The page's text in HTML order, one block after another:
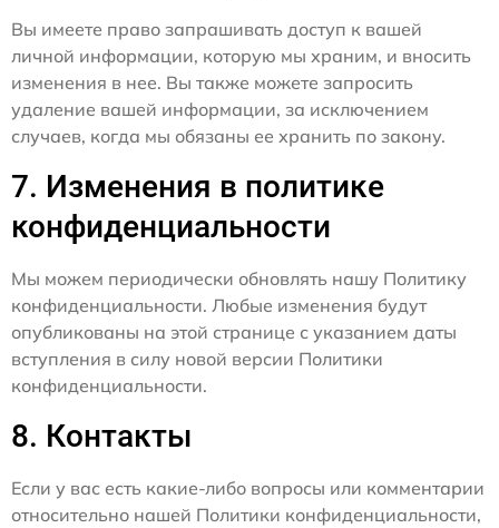
Вы имеете право запрашивать доступ к вашей
личной информации, которую мы храним, и вносить
изменения в нее. Вы также можете запросить
удаление вашей информации, за исключением
случаев, когда мы обязаны ее хранить по закону.
7. Изменения в политике
конфиденциальности
Мы можем периодически обновлять нашу Политику
конфиденциальности. Любые изменения будут
опубликованы на этой странице с указанием даты
вступления в силу новой версии Политики
конфиденциальности.
8. Контакты
Если у вас есть какие-либо вопросы или комментарии
относительно нашей Политики конфиденциальности,